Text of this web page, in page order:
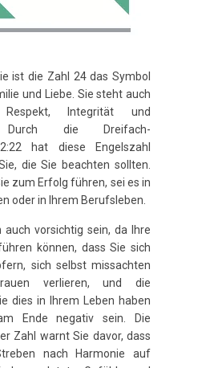
ist die Zahl 24 das Symbol
und Liebe. Sie steht auch
Integrität und
Durch die Dreifach-
hat diese Engelszahl
die Sie beachten sollten.
zum Erfolg führen, sei es in
oder in Ihrem Berufsleben.
auch vorsichtig sein, da Ihre
können, dass Sie sich
sich selbst missachten
verlieren, und die
dies in Ihrem Leben haben
Ende negativ sein. Die
Zahl warnt Sie davor, dass
nach Harmonie auf